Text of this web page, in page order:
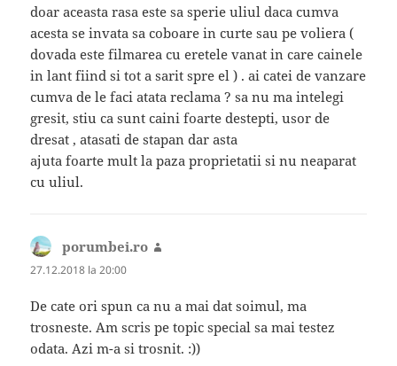
doar aceasta rasa este sa sperie uliul daca cumva
acesta se invata sa coboare in curte sau pe voliera (
dovada este filmarea cu eretele vanat in care cainele
in lant fiind si tot a sarit spre el ) . ai catei de vanzare
cumva de le faci atata reclama ? sa nu ma intelegi
gresit, stiu ca sunt caini foarte destepti, usor de
dresat , atasati de stapan dar asta
ajuta foarte mult la paza proprietatii si nu neaparat
cu uliul.
porumbei.ro
27.12.2018 la 20:00
De cate ori spun ca nu a mai dat soimul, ma
trosneste. Am scris pe topic special sa mai testez
odata. Azi m-a si trosnit. :))